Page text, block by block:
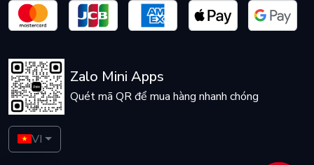
Zalo Mini Apps
Quét mã QR để mua hàng nhanh chóng
VI